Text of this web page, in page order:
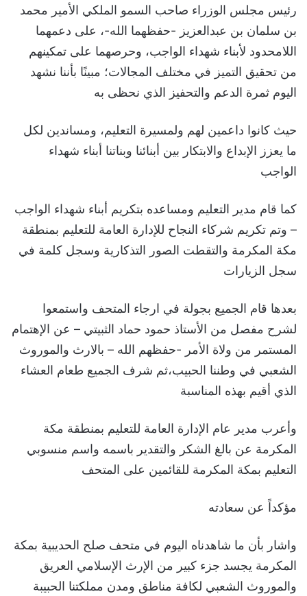
رئيس مجلس الوزراء صاحب السمو الملكي الأمير محمد
بن سلمان بن عبدالعزيز -حفظهما الله-، على دعمهما
اللامحدود لأبناء شهداء الواجب، وحرصهما على تمكينهم
من تحقيق التميز في مختلف المجالات؛ مبينًا بأننا نشهد
اليوم ثمرة الدعم والتحفيز الذي نحظى به
حيث كانوا داعمين لهم ولمسيرة التعليم، ومساندين لكل
ما يعزز الإبداع والابتكار بين أبنائنا وبناتنا أبناء شهداء
الواجب
كما قام مدير التعليم ومساعده بتكريم أبناء شهداء الواجب
– وتم تكريم شركاء النجاح للإدارة العامة للتعليم بمنطقة
مكة المكرمة والتقطت الصور التذكارية وسجل كلمة في
سجل الزيارات
بعدها قام الجميع بجولة في ارجاء المتحف واستمعوا
لشرح مفصل من الأستاذ حمود حماد الثبيتي – عن الإهتمام
المستمر من ولاة الأمر -حفظهم الله – بالارث والموروث
الشعبي في وطننا الحبيب،ثم شرف الجميع طعام العشاء
الذي أقيم بهذه المناسبة
وأعرب مدير عام الإدارة العامة للتعليم بمنطقة مكة
المكرمة عن بالغ الشكر والتقدير باسمه واسم منسوبي
التعليم بمكة المكرمة للقائمين على المتحف
مؤكداً عن سعادته
واشار بأن ما شاهدناه اليوم في متحف صلح الحديبية بمكة
المكرمة يجسد جزء كبير من الإرث الإسلامي العريق
والموروث الشعبي لكافة مناطق ومدن مملكتنا الحبيبة